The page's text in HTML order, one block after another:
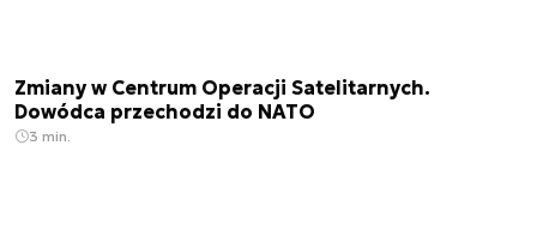
Zmiany w Centrum Operacji Satelitarnych.
Dowódca przechodzi do NATO
3 min.